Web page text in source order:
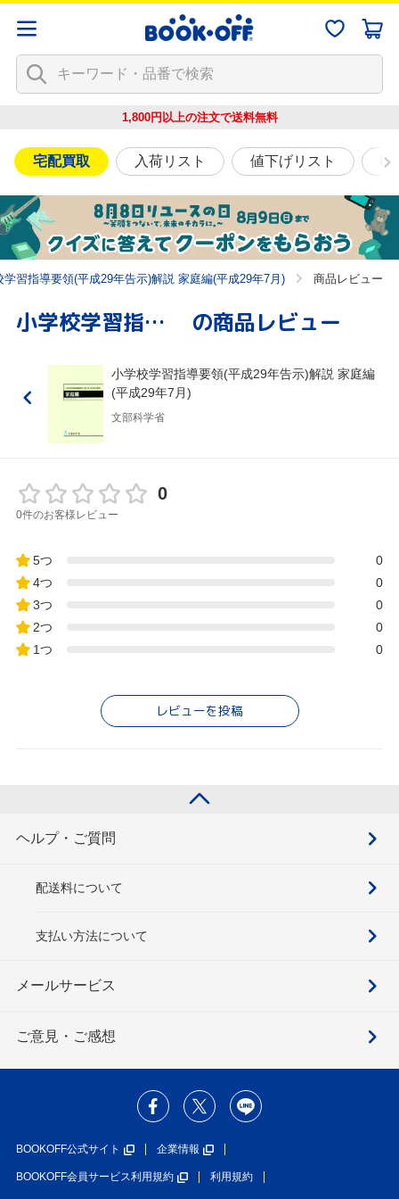
1,800円以上の注文で送料無料
宅配買取 入荷リスト 値下げリスト
学習指導要領(平成29年告示)解説 家庭編(平成29年7月) 商品レビュー
小学校学習指導要領(平成29年告示)解説 家庭編(平成29年7月) の商品レビュー
小学校学習指導要領(平成29年告示)解説 家庭編
(平成29年7月)
文部科学省
0
0件のお客様レビュー
5つ
0
4つ
0
3つ
0
2つ
0
1つ
0
レビューを投稿
ヘルプ・ご質問
配送料について
支払い方法について
メールサービス
ご意見・ご感想
BOOKOFF公式サイト 企業情報
BOOKOFF会員サービス利用規約 利用規約